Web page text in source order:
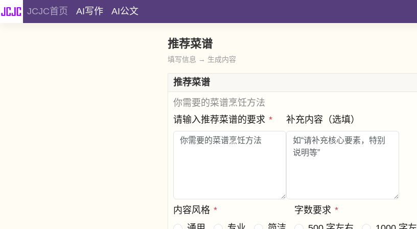
JCJC首页 AI写作 AI公文
推荐菜谱
填写信息 → 生成内容
推荐菜谱
你需要的菜谱烹饪方法
请输入推荐菜谱的要求 * 补充内容（选填）
内容风格 *
字数要求 *